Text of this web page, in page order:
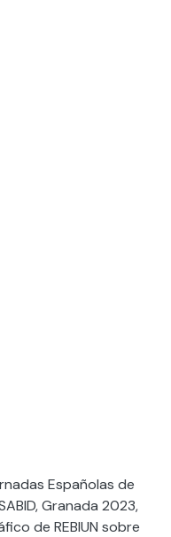
Españolas de
Granada 2023,
de REBIUN sobre